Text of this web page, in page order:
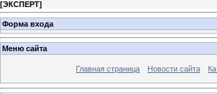
[ЭКСПЕРТ]
Форма входа
Меню сайта
Главная страница Новости сайта